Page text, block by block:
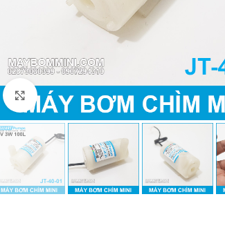
Click to enlarge